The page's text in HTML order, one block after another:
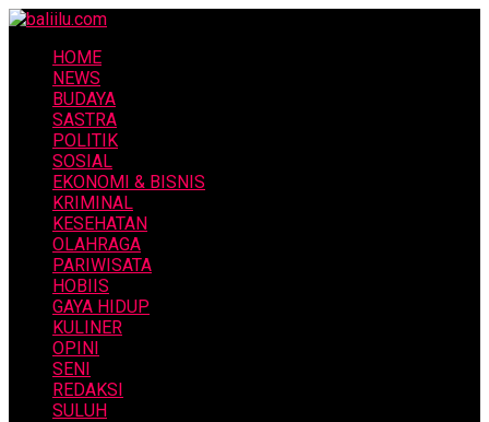
HOME
NEWS
BUDAYA
SASTRA
POLITIK
SOSIAL
EKONOMI & BISNIS
KRIMINAL
KESEHATAN
OLAHRAGA
PARIWISATA
HOBIIS
GAYA HIDUP
KULINER
OPINI
SENI
REDAKSI
SULUH